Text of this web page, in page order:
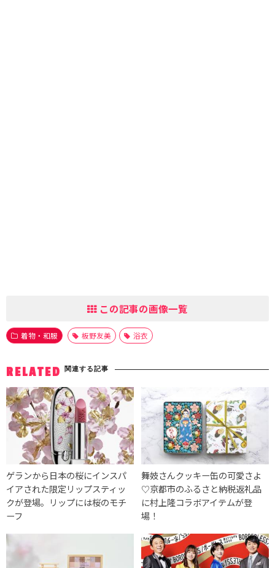
この記事の画像一覧
着物・和服 板野友美 浴衣
RELATED 関連する記事
ゲランから日本の桜にインスパ
イアされた限定リップスティッ
クが登場。リップには桜のモチ
ーフ
舞妓さんクッキー缶の可愛さよ
♡京都市のふるさと納税返礼品
に村上隆コラボアイテムが登
場！